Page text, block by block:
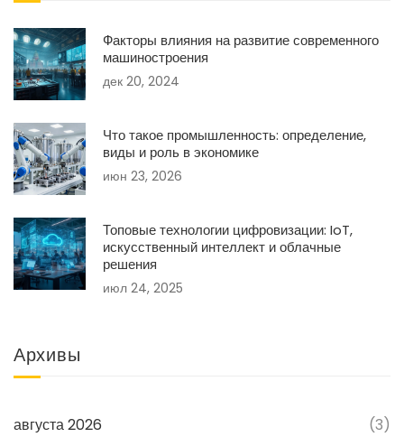
Факторы влияния на развитие современного
машиностроения
дек 20, 2024
Что такое промышленность: определение,
виды и роль в экономике
июн 23, 2026
Топовые технологии цифровизации: IoT,
искусственный интеллект и облачные
решения
июл 24, 2025
Архивы
августа 2026 (3)